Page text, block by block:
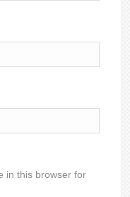
in this browser for